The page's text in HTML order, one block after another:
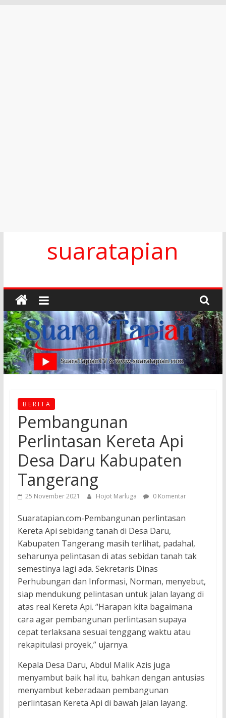
suaratapian
B E R I T A
Pembangunan
Perlintasan Kereta Api
Desa Daru Kabupaten
Tangerang
25 November 2021 Hojot Marluga 0 Komentar
Suaratapian.com-Pembangunan perlintasan
Kereta Api sebidang tanah di Desa Daru,
Kabupaten Tangerang masih terlihat, padahal,
seharunya pelintasan di atas sebidan tanah tak
semestinya lagi ada. Sekretaris Dinas
Perhubungan dan Informasi, Norman, menyebut,
siap mendukung pelintasan untuk jalan layang di
atas real Kereta Api. “Harapan kita bagaimana
cara agar pembangunan perlintasan supaya
cepat terlaksana sesuai tenggang waktu atau
rekapitulasi proyek,” ujarnya.
Kepala Desa Daru, Abdul Malik Azis juga
menyambut baik hal itu, bahkan dengan antusias
menyambut keberadaan pembangunan
perlintasan Kereta Api di bawah jalan layang.